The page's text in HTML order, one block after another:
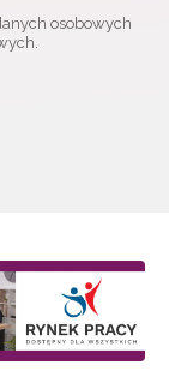
osobowych